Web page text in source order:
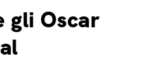
gli Oscar